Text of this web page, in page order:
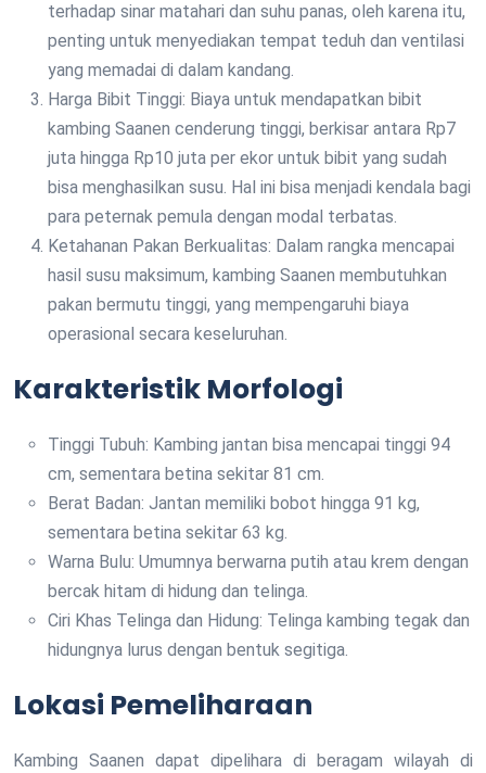
terhadap sinar matahari dan suhu panas, oleh karena itu,
penting untuk menyediakan tempat teduh dan ventilasi
yang memadai di dalam kandang.
Harga Bibit Tinggi: Biaya untuk mendapatkan bibit
kambing Saanen cenderung tinggi, berkisar antara Rp7
juta hingga Rp10 juta per ekor untuk bibit yang sudah
bisa menghasilkan susu. Hal ini bisa menjadi kendala bagi
para peternak pemula dengan modal terbatas.
Ketahanan Pakan Berkualitas: Dalam rangka mencapai
hasil susu maksimum, kambing Saanen membutuhkan
pakan bermutu tinggi, yang mempengaruhi biaya
operasional secara keseluruhan.
Karakteristik Morfologi
Tinggi Tubuh: Kambing jantan bisa mencapai tinggi 94
cm, sementara betina sekitar 81 cm.
Berat Badan: Jantan memiliki bobot hingga 91 kg,
sementara betina sekitar 63 kg.
Warna Bulu: Umumnya berwarna putih atau krem dengan
bercak hitam di hidung dan telinga.
Ciri Khas Telinga dan Hidung: Telinga kambing tegak dan
hidungnya lurus dengan bentuk segitiga.
Lokasi Pemeliharaan
Kambing Saanen dapat dipelihara di beragam wilayah di